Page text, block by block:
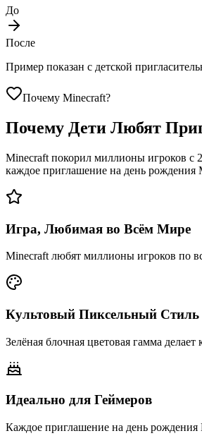
До
После
Пример показан с детской
Почему Minecraft?
Почему Дети Любят
Minecraft покорил миллионы игроков с
каждое приглашение на день
Игра, Любимая во Всём Мире
Minecraft любят миллионы игроков по
Культовый Пиксельный Стиль
Зелёная блочная цветовая гамма
Идеально для Геймеров
Каждое приглашение на день рождения